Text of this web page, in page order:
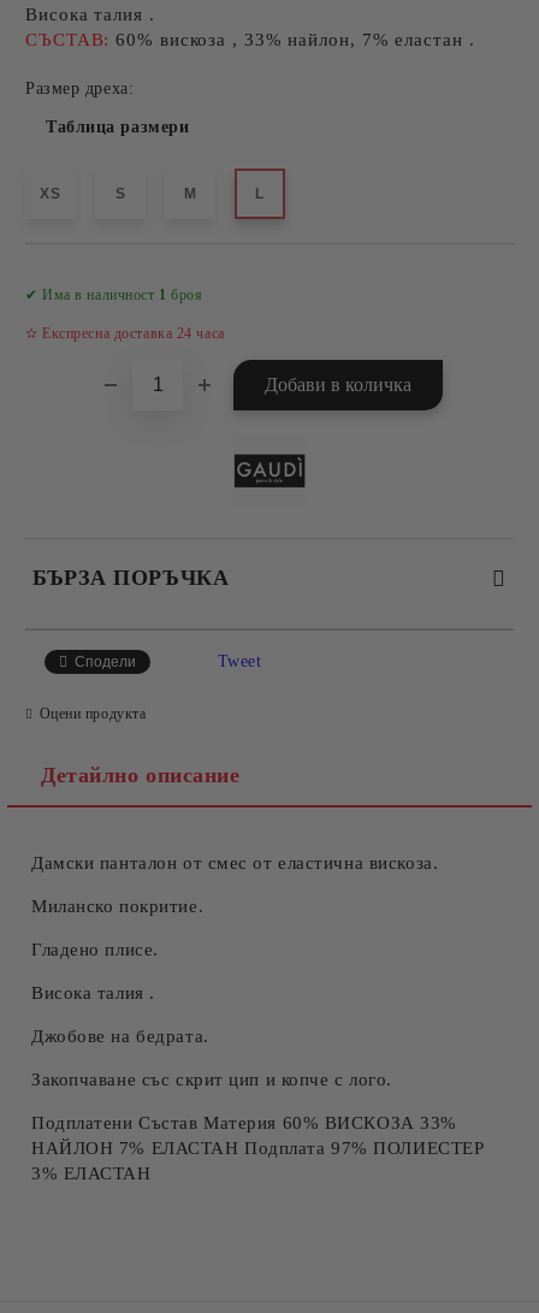
Висока талия .
СЪСТАВ:60% вискоза , 33% найлон, 7% еластан .
Размер дреха:
Таблица размери
XS S M L
✔ Има в наличност 1 броя
✫ Експресна доставка 24 часа
БЪРЗА ПОРЪЧКА
Съгласен съм с Политиката за лични данни
Ние ще се свържем с вас в рамките на работния ден.
Сподели Tweet
Оцени продукта
Детайлно описание
Дамски панталон от смес от еластична вискоза.
Миланско покритие.
Гладено плисе.
Висока талия .
Джобове на бедрата.
Закопчаване със скрит цип и копче с лого.
Подплатени Състав Материя 60% ВИСКОЗА 33%
НАЙЛОН 7% ЕЛАСТАН Подплата 97% ПОЛИЕСТЕР
3% ЕЛАСТАН